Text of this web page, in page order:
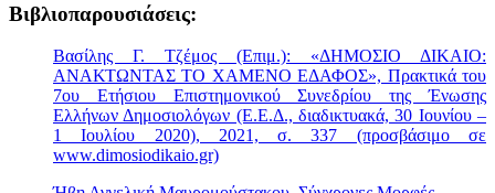
Βιβλιοπαρουσιάσεις:
Βασίλης Γ. Τζέμος (Επιμ.): «ΔΗΜΟΣΙΟ ΔΙΚΑΙΟ:
ΑΝΑΚΤΩΝΤΑΣ ΤΟ ΧΑΜΕΝΟ ΕΔΑΦΟΣ», Πρακτικά του
7ου Ετήσιου Επιστημονικού Συνεδρίου της Ένωσης
Ελλήνων Δημοσιολόγων (Ε.Ε.Δ., διαδικτυακά, 30 Ιουνίου –
1 Ιουλίου 2020), 2021, σ. 337 (προσβάσιμο σε
www.dimosiodikaio.gr)